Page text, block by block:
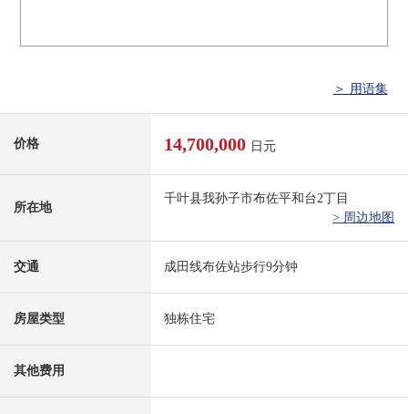
＞ 用语集
价格 14,700,000 日元
所在地
千叶县我孙子市布佐平和台2丁目
> 周边地图
交通 成田线布佐站步行9分钟
房屋类型 独栋住宅
其他费用